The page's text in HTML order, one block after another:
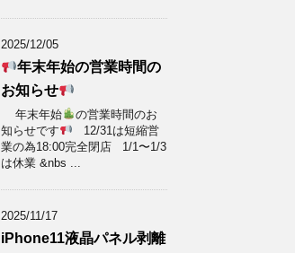
2025/12/05
年末年始の営業時間の
お知らせ
年末年始
の営業時間のお
知らせです
12/31は短縮営
業の為18:00完全閉店 1/1〜1/3
は休業 &nbs ...
2025/11/17
iPhone11液晶パネル剥離